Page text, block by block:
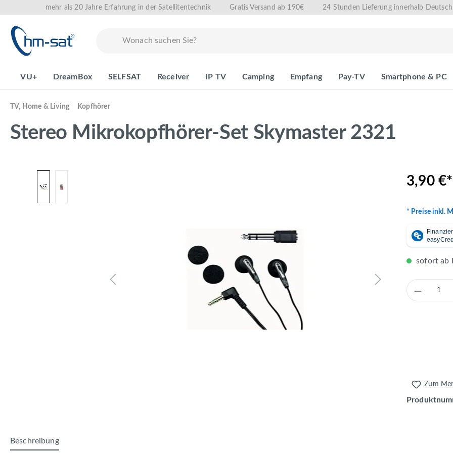
Zur Hauptnavigation springen
mehr als 20 Jahre Erfahrung in der Satellitentechnik Gratis Versand ab 190€ 24 Stunden Lieferung innerhalb
VU+ DreamBox SELFSAT Receiver IP TV Camping Empfang Pay-TV Smartphone & PC
TV, Home & Living Kopfhörer
Stereo Mikrokopfhörer-Set Skymaster 2321
3,90 €*
* Preise inkl.
sofort ab
Produkt
Zum
Beschreibung